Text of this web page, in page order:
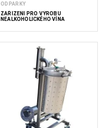
ODPARKY
ZAŘÍZENÍ PRO VÝROBU
NEALKOHOLICKÉHO VÍNA